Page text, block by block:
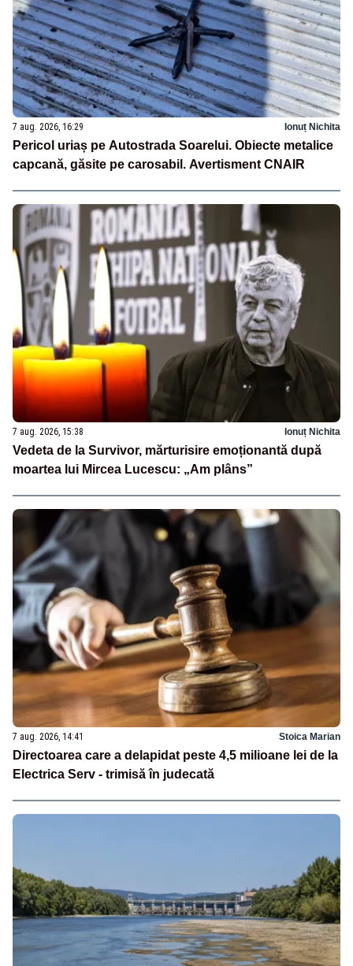
7 aug. 2026, 16:29 Ionuț Nichita
Pericol uriaș pe Autostrada Soarelui. Obiecte metalice
capcană, găsite pe carosabil. Avertisment CNAIR
7 aug. 2026, 15:38 Ionuț Nichita
Vedeta de la Survivor, mărturisire emoționantă după
moartea lui Mircea Lucescu: „Am plâns”
7 aug. 2026, 14:41 Stoica Marian
Directoarea care a delapidat peste 4,5 milioane lei de la
Electrica Serv - trimisă în judecată